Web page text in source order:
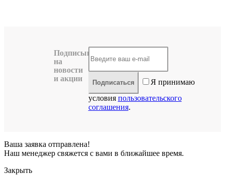
Подписывайтесь
на
новости
и акции
Подписаться
Я принимаю
условия пользовательского
соглашения.
Ваша заявка отправлена!
Наш менеджер свяжется с вами в ближайшее время.
Закрыть